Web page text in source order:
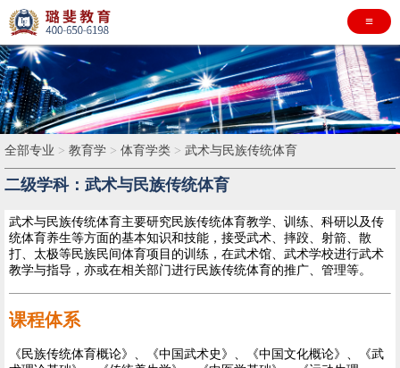
≡
全部专业 > 教育学 > 体育学类 > 武术与民族传统体育
二级学科：武术与民族传统体育
武术与民族传统体育主要研究民族传统体育教学、训练、科研以及传
统体育养生等方面的基本知识和技能，接受武术、摔跤、射箭、散
打、太极等民族民间体育项目的训练，在武术馆、武术学校进行武术
教学与指导，亦或在相关部门进行民族传统体育的推广、管理等。
课程体系
《民族传统体育概论》、《中国武术史》、《中国文化概论》、《武